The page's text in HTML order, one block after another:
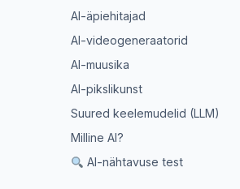
AI-äpiehitajad
AI-videogeneraatorid
AI-muusika
AI-pikslikunst
Suured keelemudelid (LLM)
Milline AI?
AI-nähtavuse test